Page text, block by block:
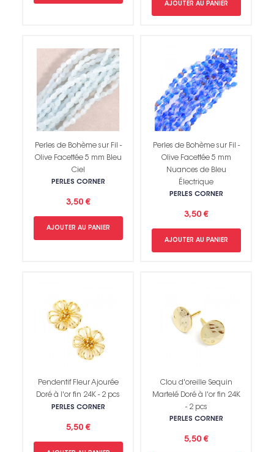
AJOUTER AU PANIER
Perles de Bohème sur Fil -
Olive Facettée 5 mm Bleu
Ciel
PERLES CORNER
3,50 €
AJOUTER AU PANIER
Perles de Bohème sur Fil -
Olive Facettée 5 mm
Nuances de Bleu
Électrique
PERLES CORNER
3,50 €
AJOUTER AU PANIER
Pendentif Fleur Ajourée
Doré à l'or fin 24K - 2 pcs
PERLES CORNER
5,50 €
Clou d'oreille Sequin
Martelé Doré à l'or fin 24K
- 2 pcs
PERLES CORNER
5,50 €